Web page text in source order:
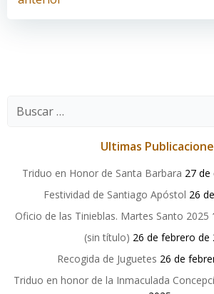
entradas
Buscar:
Ultimas
Triduo en Honor de Santa Barbara 27 de
Festividad de Santiago Apóstol 26
Oficio de las Tinieblas. Martes Santo 2025
(sin título) 26 de febrero de
Recogida de Juguetes 26 de
Triduo en honor de la Inmaculada